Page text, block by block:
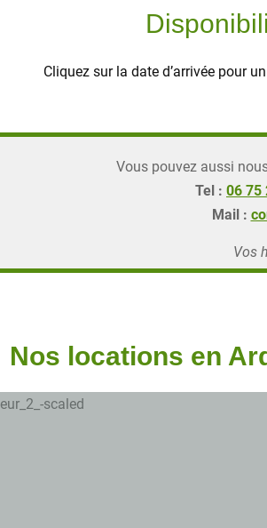
Cliquez sur la date d’arrivée pour
Vous pouvez aussi
Tel : 06 75
Mail :
Vos
Nos locations en